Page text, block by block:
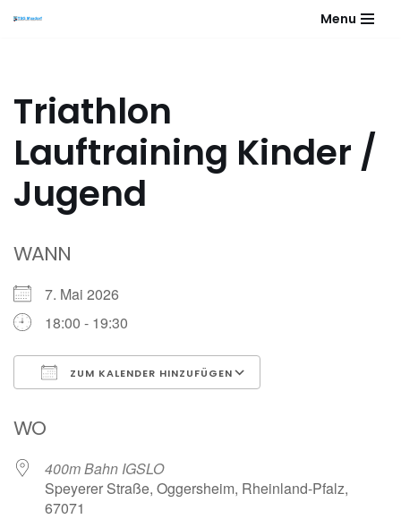
Menu
Triathlon
Lauftraining Kinder /
Jugend
WANN
7. Mai 2026
18:00 - 19:30
ZUM KALENDER HINZUFÜGEN
WO
400m Bahn IGSLO
Speyerer Straße, Oggersheim, Rheinland-Pfalz,
67071